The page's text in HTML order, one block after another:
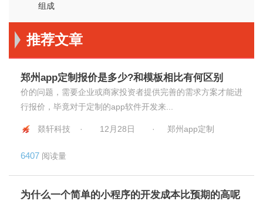
组成
推荐文章
郑州app定制报价是多少?和模板相比有何区别
价的问题，需要企业或商家投资者提供完善的需求方案才能进
行报价，毕竟对于定制的app软件开发来...
燚轩科技 · 12月28日 · 郑州app定制
6407 阅读量
为什么一个简单的小程序的开发成本比预期的高呢